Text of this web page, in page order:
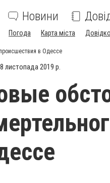
Новини
Погода Карта міста
в Одессе
листопада 2019 р.